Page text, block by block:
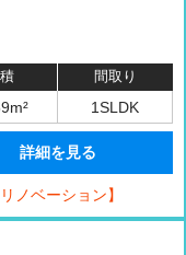
間取り
1SLDK
詳細を見る
ベーション】